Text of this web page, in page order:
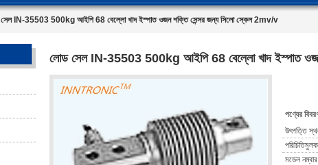
IN-35503 500kg আইপি 68 বেল্লো খাদ ইস্পাত ওজন শক্তি সেন্সর জন্য সিলো স্কেল 2mv/v
লোড সেল IN-35503 500kg আইপি 68 বেল্লো খাদ ইস্পাত
পণ্যের
উৎপত্তি
মডেল